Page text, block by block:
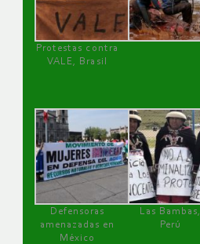
Protestas contra
VALE, Brasil
Defensoras
amenazadas en
México
Las Bambas,
Perú